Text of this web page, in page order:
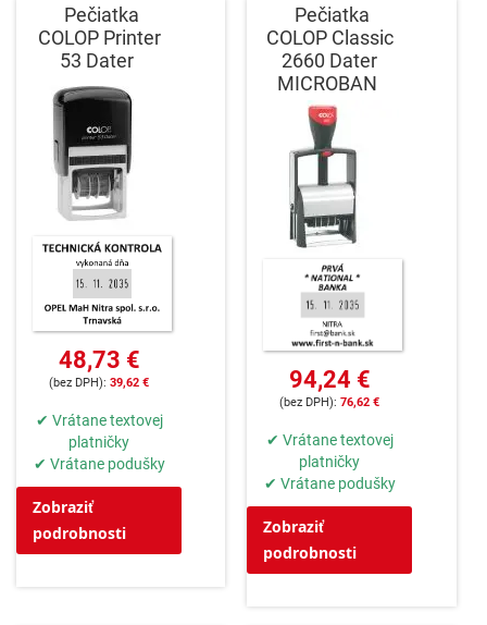
Pečiatka
COLOP Printer
53 Dater
48,73 €
39,62 €
✔ Vrátane textovej
platničky
✔ Vrátane podušky
Zobraziť
podrobnosti
Pečiatka
COLOP Classic
2660 Dater
MICROBAN
94,24 €
76,62 €
✔ Vrátane textovej
platničky
✔ Vrátane podušky
Zobraziť
podrobnosti